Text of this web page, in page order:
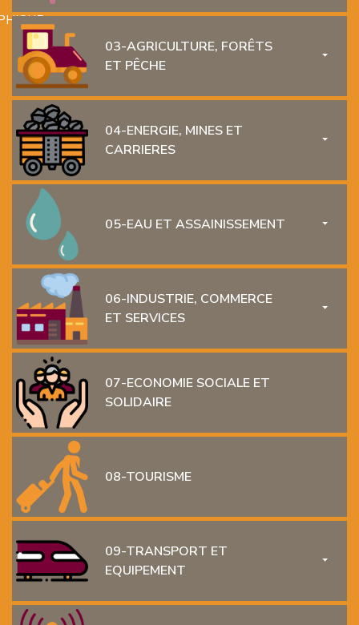
03-AGRICULTURE, FORÊTS
ET PÊCHE
04-ENERGIE, MINES ET
CARRIERES
05-EAU ET ASSAINISSEMENT
06-INDUSTRIE, COMMERCE
ET SERVICES
07-ECONOMIE SOCIALE ET
SOLIDAIRE
08-TOURISME
09-TRANSPORT ET
EQUIPEMENT